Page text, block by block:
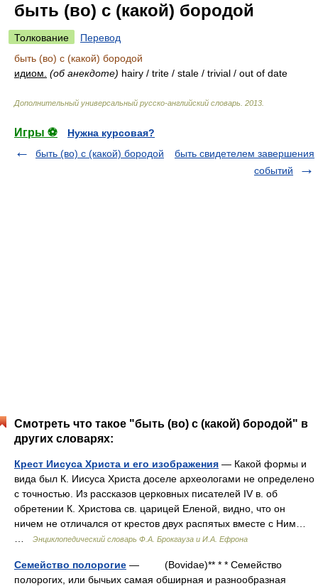
быть (во) с (какой) бородой
Толкование
Перевод
быть (во) с (какой) бородой
идиом. (об анекдоте) hairy / trite / stale / trivial / out of date
Дополнительный универсальный русско-английский словарь 2013
Игры ⚽
Нужна курсовая?
быть (во) с (какой) бородой
быть свидетелем завершения
событий
Смотреть что такое "быть (во) с (какой) бородой" в
других словарях:
Крест Иисуса Христа и его изображения — Какой формы и
вида был К. Иисуса Христа доселе археологами не определено
с точностью. Из рассказов церковных писателей IV в. об
обретении К. Христова св. царицей Еленой, видно, что он
ничем не отличался от крестов двух распятых вместе с Ним…
Энциклопедический словарь Ф.А. Брокгауза и И.А. Ефрона
Семейство полорогие — (Bovidae)** * * Семейство
полорогих, или бычьих самая обширная и разнообразная